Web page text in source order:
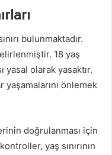
bulunmaktadır.
18 yaş
yasal olarak yasaktır.
önlemek
doğrulanması için
yaş sınırının